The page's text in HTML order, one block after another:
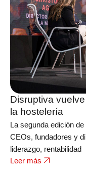
Disruptiva
la hostelería
La segunda edición
CEOs, fundadores y
liderazgo, rentabilidad
Leer más